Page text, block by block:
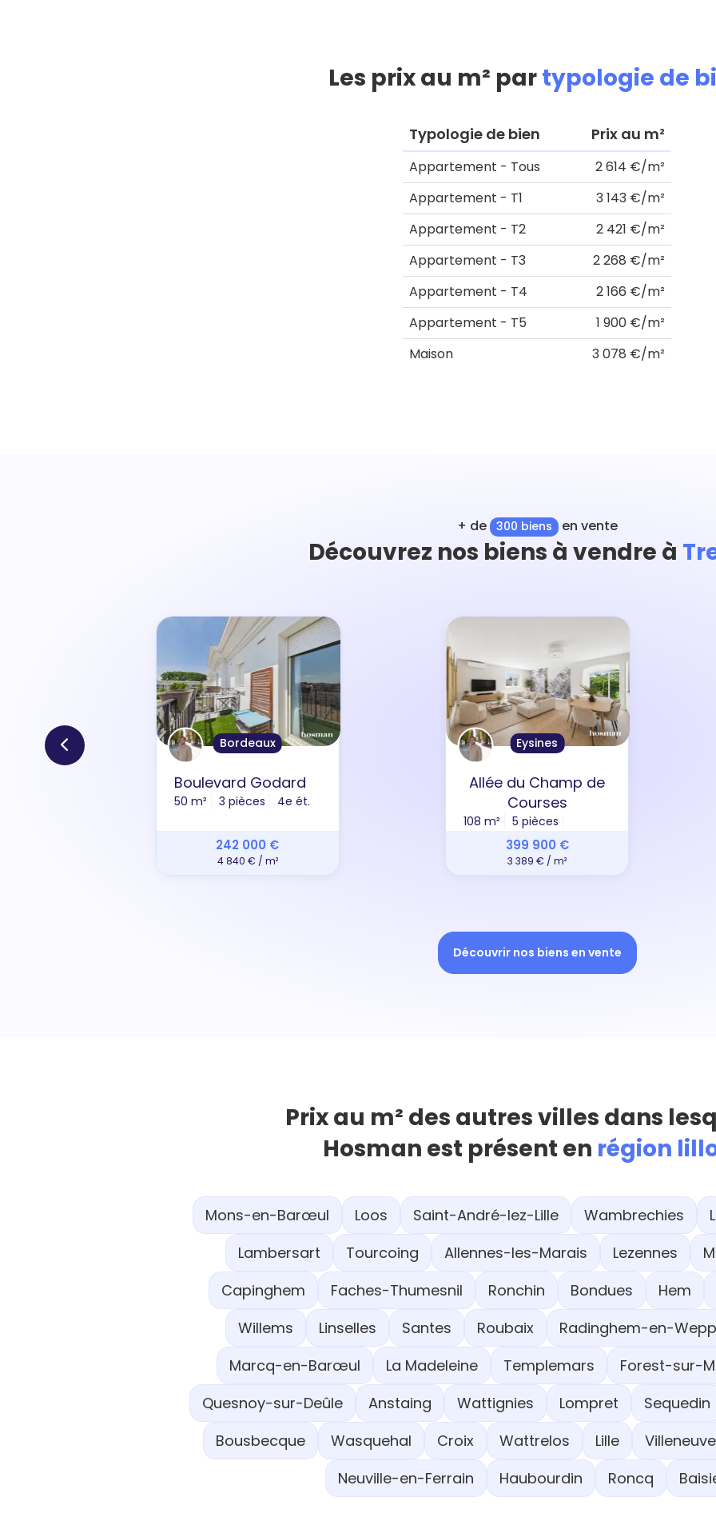
Les prix au m² partypologie de
Typologie de bien Prix au m²
Appartement - Tous
2 614 €/m²
Appartement - T1
3 143 €/m²
Appartement - T2
2 421 €/m²
Appartement - T3
2 268 €/m²
Appartement - T4
2 166 €/m²
Appartement - T5
1 900 €/m²
Maison
3 078 €/m²
+ de 300 biens en vente
Découvrez nos biens à vendre à
Bordeaux
Boulevard Godard
50 m² 3 pièces 4e ét.
242 000 €
4 840 € / m²
Eysines
Allée du Champ de
Courses
108 m² 5 pièces
399 900 €
3 389 € / m²
Découvrir nos biens en vente
Prix au m² des autres villes dans
Hosman est présent en région
Mons-en-Barœul Loos Saint-André-lez-Lille Wambrechies
Lambersart
Tourcoing Allennes-les-Marais Lezennes
Capinghem
Faches-Thumesnil Ronchin Bondues Hem
Willems
Linselles Santes Roubaix Radinghem-en-
Marcq-en-Barœul
La Madeleine Templemars Forest-sur-
Quesnoy-sur-Deûle
Anstaing Wattignies Lompret Sequedin
Bousbecque
Wasquehal Croix Wattrelos Lille
Neuville-en-Ferrain
Haubourdin Roncq